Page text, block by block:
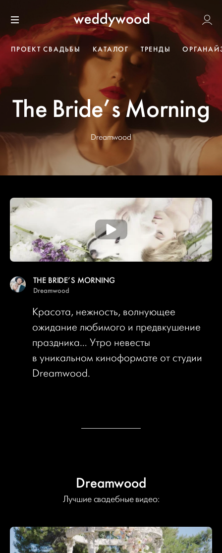
к содержанию
Меню
Weddywood
ПРОЕКТ СВАДЬБЫ КАТАЛОГ ТРЕНДЫ
The Bride’s Morning
Dreamwood
THE BRIDE’S MORNING
Dreamwood
Красота, нежность, волнующее
ожидание любимого и предвкушение
праздника… Утро невесты
в уникальном киноформате от студии
Dreamwood.
Dreamwood
Лучшие свадебные видео: